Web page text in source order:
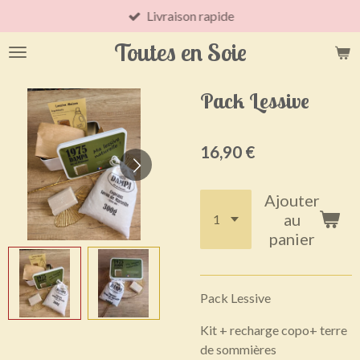
au
contenu
Toutes en Soie
Livraison rapide
Pack Lessive
16,90 €
Ajouter
au
panier
Pack Lessive
Kit + recharge copo+ terre
de sommières